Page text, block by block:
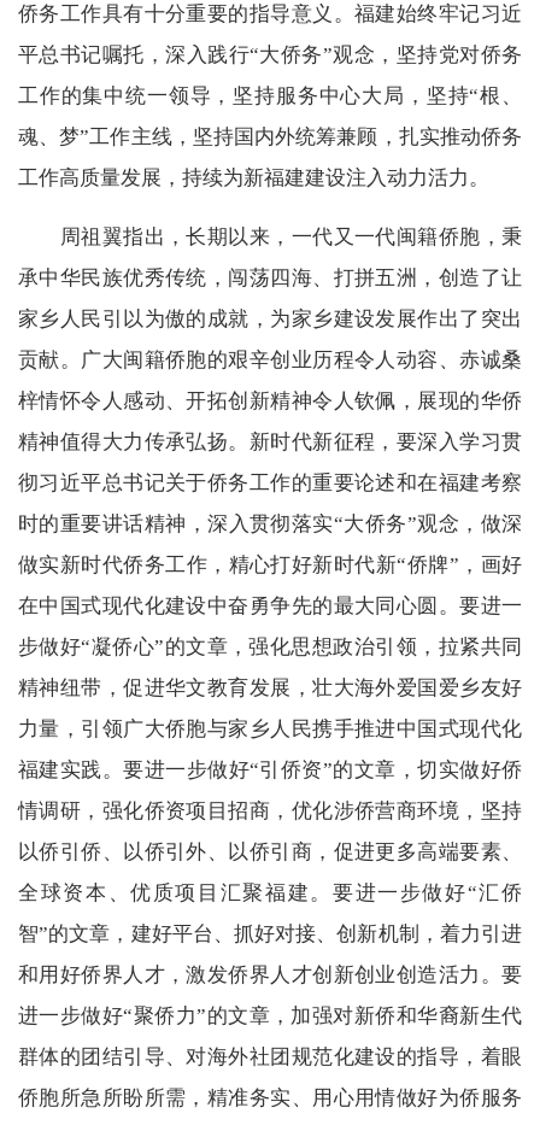
侨务工作具有十分重要的指导意义。福建始终牢记习近
平总书记嘱托，深入践行“大侨务”观念，坚持党对侨务
工作的集中统一领导，坚持服务中心大局，坚持“根、
魂、梦”工作主线，坚持国内外统筹兼顾，扎实推动侨务
工作高质量发展，持续为新福建建设注入动力活力。
周祖翼指出，长期以来，一代又一代闽籍侨胞，秉
承中华民族优秀传统，闯荡四海、打拼五洲，创造了让
家乡人民引以为傲的成就，为家乡建设发展作出了突出
贡献。广大闽籍侨胞的艰辛创业历程令人动容、赤诚桑
梓情怀令人感动、开拓创新精神令人钦佩，展现的华侨
精神值得大力传承弘扬。新时代新征程，要深入学习贯
彻习近平总书记关于侨务工作的重要论述和在福建考察
时的重要讲话精神，深入贯彻落实“大侨务”观念，做深
做实新时代侨务工作，精心打好新时代新“侨牌”，画好
在中国式现代化建设中奋勇争先的最大同心圆。要进一
步做好“凝侨心”的文章，强化思想政治引领，拉紧共同
精神纽带，促进华文教育发展，壮大海外爱国爱乡友好
力量，引领广大侨胞与家乡人民携手推进中国式现代化
福建实践。要进一步做好“引侨资”的文章，切实做好侨
情调研，强化侨资项目招商，优化涉侨营商环境，坚持
以侨引侨、以侨引外、以侨引商，促进更多高端要素、
全球资本、优质项目汇聚福建。要进一步做好“汇侨
智”的文章，建好平台、抓好对接、创新机制，着力引进
和用好侨界人才，激发侨界人才创新创业创造活力。要
进一步做好“聚侨力”的文章，加强对新侨和华裔新生代
群体的团结引导、对海外社团规范化建设的指导，着眼
侨胞所急所盼所需，精准务实、用心用情做好为侨服务